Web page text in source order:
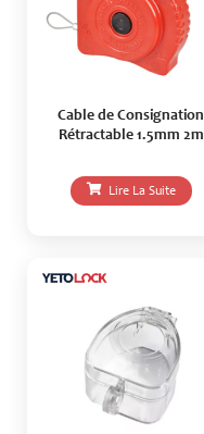
Cable de Consignation
Rétractable 1.5mm 2m
Lire La Suite